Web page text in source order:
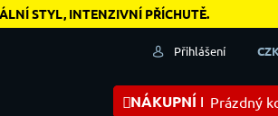
STYL, INTENZIVNÍ PŘÍCHUTĚ.
Přihlášení
NÁKUPNÍ KOŠÍK
Prázdný